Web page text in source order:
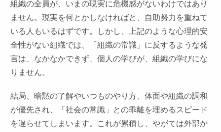
組織の全員が、いまの現実に危機感がないわけではあり
ません。現実を何とかしなければと、自助努力を重ねて
いる人もいるはずです。しかし、上記のような心理的安
全性がない組織では、「組織の常識」に反するような発
言は、なかなかできず、個人の学びが、組織の学びにな
りません。
結局、暗黙の了解やいつものやり方、体面や組織の調和
が優先され、「社会の常識」との乖離を埋めるスピード
を遅らせてしまいます。これが累積し、やがては外部か